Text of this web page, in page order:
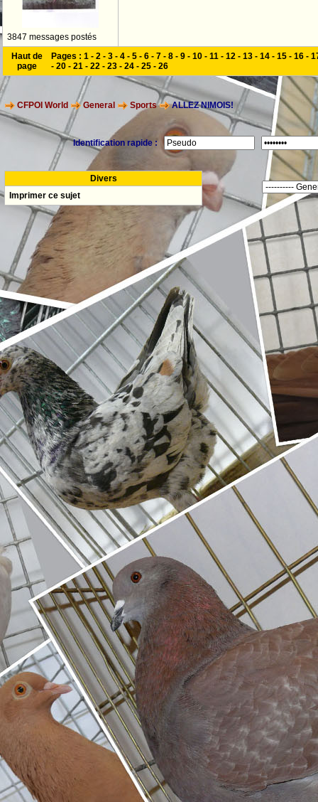
3847 messages postés
Haut de
page
Pages : 1 - 2 - 3 - 4 - 5 - 6 - 7 - 8 - 9 - 10 - 11 - 12 - 13 - 14 - 15 - 16 -
- 20 - 21 - 22 - 23 - 24 - 25 - 26
CFPOI World General Sports ALLEZ NIMOIS!
Identification rapide :
Divers
Imprimer ce sujet